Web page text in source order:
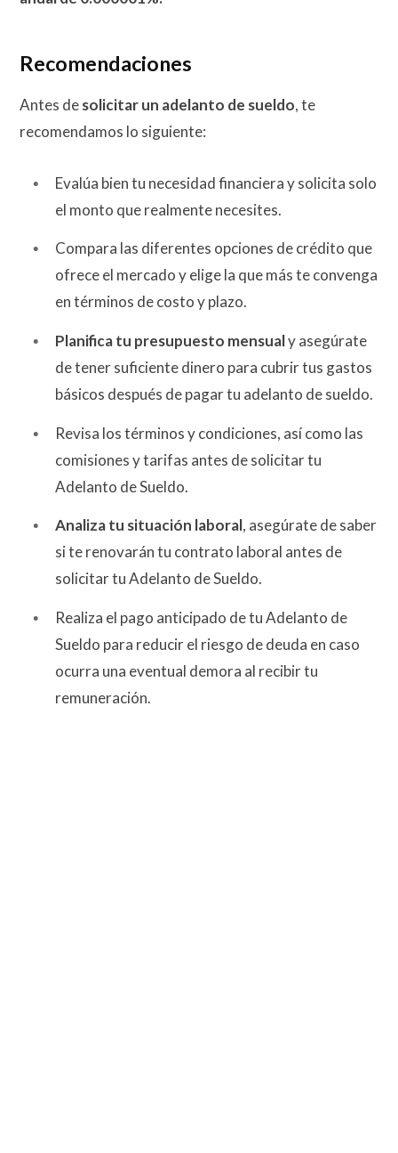
Recomendaciones
Antes desolicitar un adelanto de sueldo, te
recomendamos lo siguiente:
Evalúa bien tu necesidad financiera y solicita solo
el monto que realmente necesites.
Compara las diferentes opciones de crédito que
ofrece el mercado y elige la que más te convenga
en términos de costo y plazo.
Planifica tu presupuesto mensualy asegúrate
de tener suficiente dinero para cubrir tus gastos
básicos después de pagar tu adelanto de sueldo.
Revisa los términos y condiciones, así como las
comisiones y tarifas antes de solicitar tu
Adelanto de Sueldo.
Analiza tu situación laboral, asegúrate de saber
si te renovarán tu contrato laboral antes de
solicitar tu Adelanto de Sueldo.
Realiza el pago anticipado de tu Adelanto de
Sueldo para reducir el riesgo de deuda en caso
ocurra una eventual demora al recibir tu
remuneración.